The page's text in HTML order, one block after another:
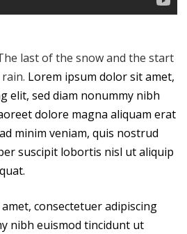
last of the snow and the start
Lorem ipsum dolor sit amet,
elit, sed diam nonummy nibh
dolore magna aliquam erat
minim veniam, quis nostrud
suscipit lobortis nisl ut aliquip
consectetuer adipiscing
nibh euismod tincidunt ut